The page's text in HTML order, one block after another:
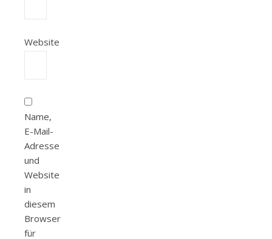
Website
Name,
E-Mail-
Adresse
und
Website
in
diesem
Browser
für